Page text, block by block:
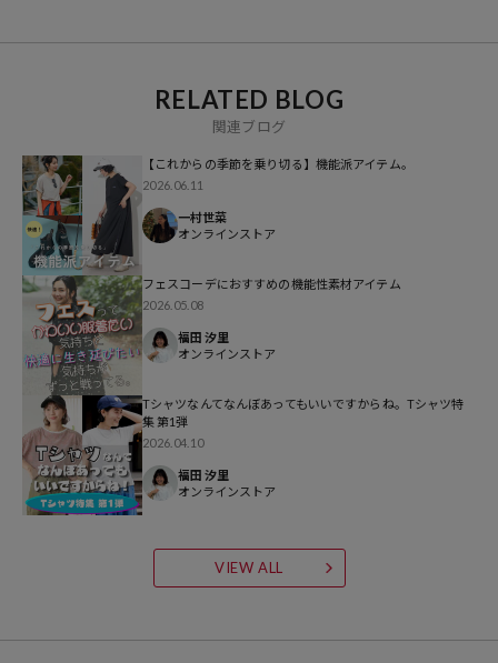
※こちらの商品は、弊社管理上のカラーを表記しております為、タグ
【サイト表記：タグ表記】
ブラック：BLK
ブラウン系その他：GREIGE
ピンク：PINK
ブルー：BLUE
※掲載画像の商品の色味は、屋外や屋内の光の照射や角度により実物
と色味が異なる場合がございます。また表示のサイズ感と実物は若干
異なる場合もございますので、予めご了承ください。
※着用、お取り扱いの際は、商品についている品質表示とアテンショ
ンタグを必ずご確認下さい。
円（2026年4月7日時点）
RELATED BLOG
関連ブログ
【これからの季節を乗り切る】機能派アイテム。
2026.06.11
一村世菜
オンラインストア
フェスコーデにおすすめの機能性素材アイテム
2026.05.08
福田 汐里
オンラインストア
Tシャツなんてなんぼあってもいいですからね。Tシャツ特
集 第1弾
2026.04.10
福田 汐里
オンラインストア
VIEW ALL